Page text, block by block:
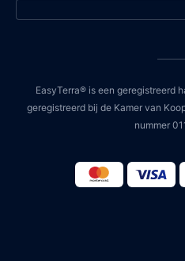
EasyTerra® is een geregistreerd
geregistreerd bij de Kamer van
nummer